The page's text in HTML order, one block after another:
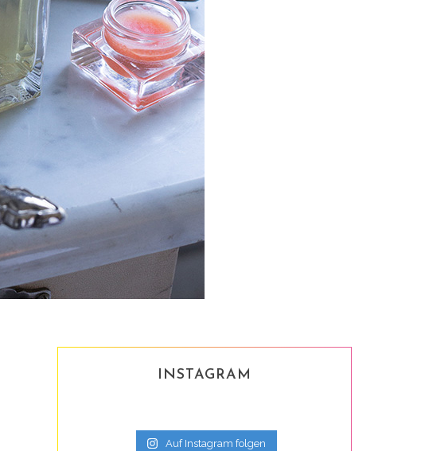
INSTAGRAM
Auf Instagram folgen